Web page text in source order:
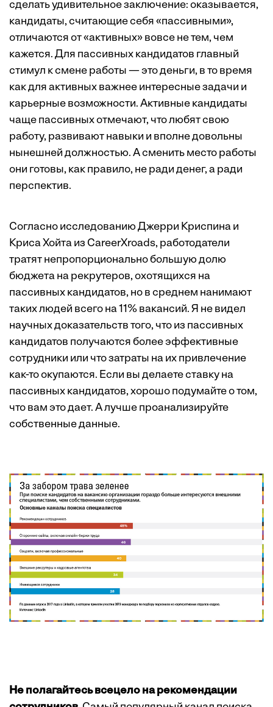
сделать удивительное заключение: оказывается,
кандидаты, считающие себя «пассивными»,
отличаются от «активных» вовсе не тем, чем
кажется. Для пассивных кандидатов главный
стимул к смене работы — это деньги, в то время
как для активных важнее интересные задачи и
карьерные возможности. Активные ­кандидаты
чаще пассивных отмечают, что любят свою
работу, развивают навыки и вполне довольны
нынешней должностью. А сменить место работы
они готовы, как правило, не ради денег, а ради
перспектив.
Согласно исследованию Джерри Криспина и
Криса Хойта из CareerXroads, работодатели
тратят непропорционально большую долю
бюджета на рекрутеров, охотящихся на
пассивных кандидатов, но в среднем нанимают
таких людей всего на 11% вакансий. Я не видел
научных доказательств того, что из пассивных
кандидатов получаются более эффективные
сотрудники или что затраты на их привлечение
как-то окупаются. Если вы делаете ставку на
пассивных кандидатов, хорошо подумайте о том,
что вам это дает. А лучше проанализируйте
собственные данные.
Не полагайтесь всецело на рекомендации